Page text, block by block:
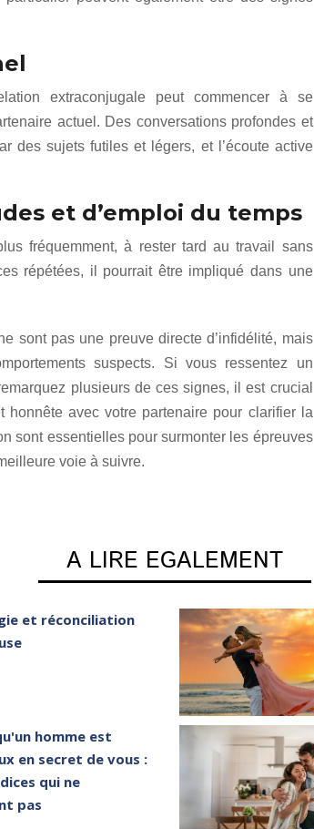
extraconjugale peut commencer à se
actuel. Des conversations profondes et
des sujets futiles et légers, et l’écoute active
et d’emploi du temps
fréquemment, à rester tard au travail sans
répétées, il pourrait être impliqué dans une
sont pas une preuve directe d’infidélité, mais
suspects. Si vous ressentez un
plusieurs de ces signes, il est crucial
honnête avec votre partenaire pour clarifier la
sont essentielles pour surmonter les épreuves
voie à suivre.
A LIRE EGALEMENT
et réconciliation
homme est
en secret de vous :
qui ne
pas